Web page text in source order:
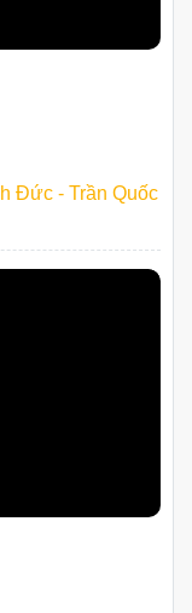
Đức - Trần Quốc